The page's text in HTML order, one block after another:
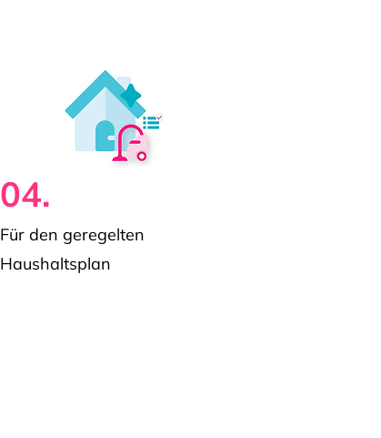
04.
Für den geregelten
Haushaltsplan